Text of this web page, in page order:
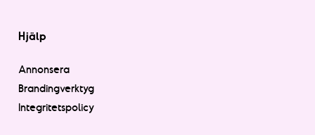
Hjälp
Annonsera
Brandingverktyg
Integritetspolicy